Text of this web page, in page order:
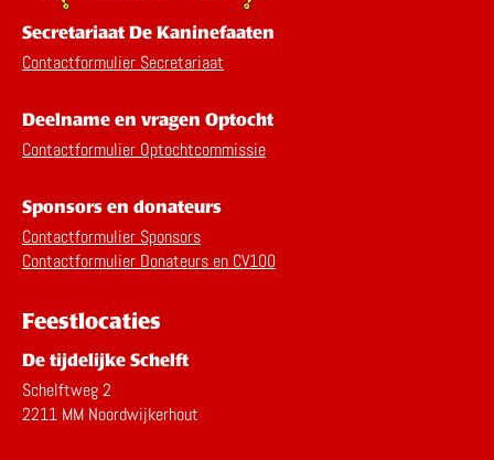
Secretariaat De Kaninefaaten
Contactformulier Secretariaat
Deelname en vragen Optocht
Contactformulier Optochtcommissie
Sponsors en donateurs
Contactformulier Sponsors
Contactformulier Donateurs en CV100
Feestlocaties
De tijdelijke Schelft
Schelftweg 2
2211 MM Noordwijkerhout